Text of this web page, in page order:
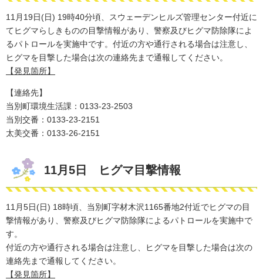
11月19日(日) 19時40分頃、スウェーデンヒルズ管理センター付近に
てヒグマらしきものの目撃情報があり、警察及びヒグマ防除​隊によ
るパトロールを実施中です。付近の方や通行される場合は注意し、
ヒグマを​目撃した場合は次の連絡先まで通報してください。​
【発見箇所】
【連絡先】
当別町環境生活課：0133-23-2503
​当別交番：0133-23-2151
太美交番：0133-26-2151​​
11月5日 ヒグマ目撃情報
11月5日(日) 18時頃、当別町字材木沢1165番地2付近でヒグマの目
撃情報があり、警察及びヒグマ防除​隊によるパトロールを実施中で
す。
付近の方や通行される場合は注意し、ヒグマを​目撃した場合は次の
連絡先まで通報してください。​
【発見箇所】